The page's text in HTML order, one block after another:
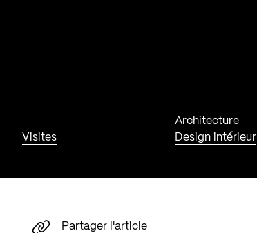
Visites
Architecture
Design intérieur
Partager l'article